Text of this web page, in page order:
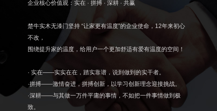
企业核心价值观：实在 · 拼搏 · 深耕 · 共赢
楚牛实木无漆门坚持 “让家更有温度”的企业使命，12年来初心
不改，
围绕提升家的温度，给用户一个更加舒适有爱有温度的空间！
· 实在——实实在在，踏实靠谱，说到做到的实干者。
·拼搏——激情奋进，拼搏创新，以学习创新理念迎接挑战。
·深耕——与其做一万件平庸的事情，不如把一件事情做到极
致。